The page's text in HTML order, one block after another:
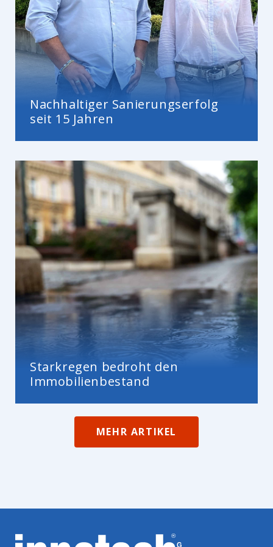
Nachhaltiger Sanierungserfolg
seit 15 Jahren
Starkregen bedroht den
Immobilienbestand
MEHR ARTIKEL